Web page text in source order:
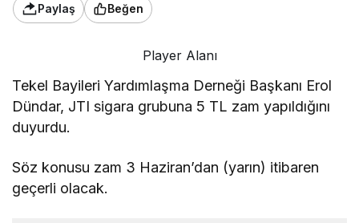
Paylaş Beğen
Player Alanı
Tekel Bayileri Yardımlaşma Derneği Başkanı Erol
Dündar, JTI sigara grubuna 5 TL zam yapıldığını
duyurdu.
Söz konusu zam 3 Haziran’dan (yarın) itibaren
geçerli olacak.